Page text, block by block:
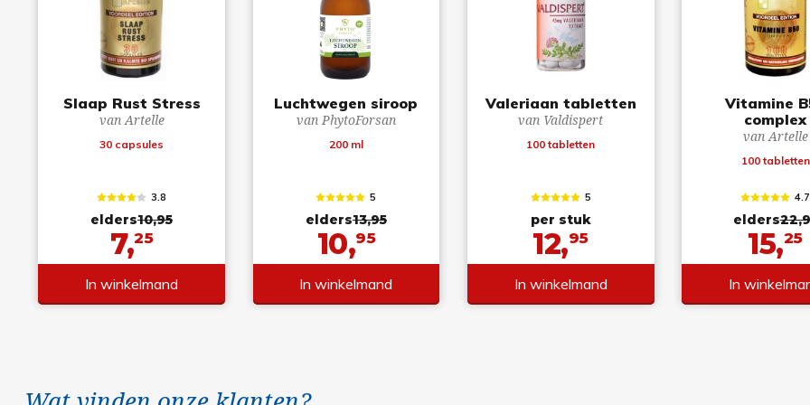
Slaap Rust Stress
van Artelle
30 capsules
3.8
elders10,95
7,25
In winkelmand
Luchtwegen siroop
van PhytoForsan
200 ml
5
elders13,95
10,95
In winkelmand
Valeriaan tabletten
van Valdispert
100 tabletten
5
per stuk
12,95
In winkelmand
Vitamine
complex
van Artelle
100 tabletten
4.7
elders
15,25
In